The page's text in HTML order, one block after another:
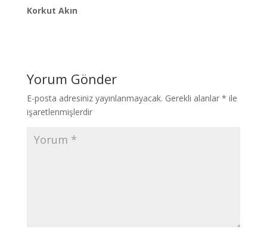
Korkut Akın
Yorum Gönder
E-posta adresiniz yayınlanmayacak. Gerekli alanlar * ile
işaretlenmişlerdir